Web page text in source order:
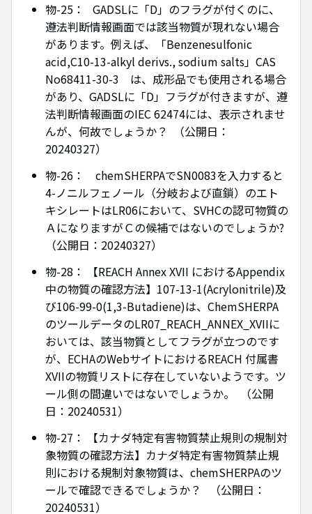
物-25： GADSLに「D」のフラグが付くのに、
遵法判断情報画面では該当物質が現れない場合
があります。例えば、「Benzenesulfonic
acid,C10-13-alkyl derivs., sodium salts」CAS
No68411-30-3 は、成形品でも使用される場合
があり、GADSLに「D」フラグが付きますが、遵
法判断情報画面のIEC 62474には、表示されませ
んが、何故でしょうか？ （公開日：
20240327）
物-26： chemSHERPAでSN0083を入力すると
4-ノニルフェノール（分岐および直鎖）のエト
キシレートはLR06において、SVHCの認可物質の
ＡになりますがＣの候補ではないのでしょうか?
（公開日：20240327）
物-28： 【REACH Annex XVII におけるAppendix
中の物質の確認方法】107-13-1(Acrylonitrile)及
び106-99-0(1,3-Butadiene)は、ChemSHERPA
のツールデータのLR07_REACH_ANNEX_XVIIに
おいては、該当物質としてフラグが立つのです
が、ECHAのWebサイトにおけるREACH 付属書
XVIIの物質リストに存在していないようです。ツ
ール側の間違いではないでしょうか。 （公開
日：20240531）
物-27： 【カナダ特定有害物質禁止規則の規制対
象物質の確認方法】カナダ特定有害物質禁止規
則における規制対象物質は、chemSHERPAのツ
ールで確認できるでしょうか？ （公開日：
20240531）